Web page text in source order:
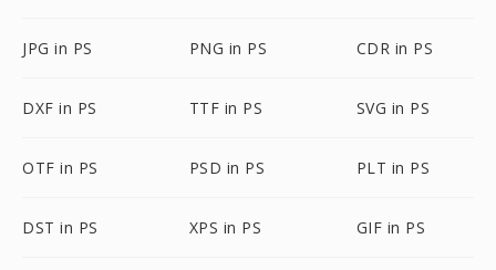
JPG in PS PNG in PS CDR in PS
DXF in PS TTF in PS SVG in PS
OTF in PS PSD in PS PLT in PS
DST in PS XPS in PS GIF in PS